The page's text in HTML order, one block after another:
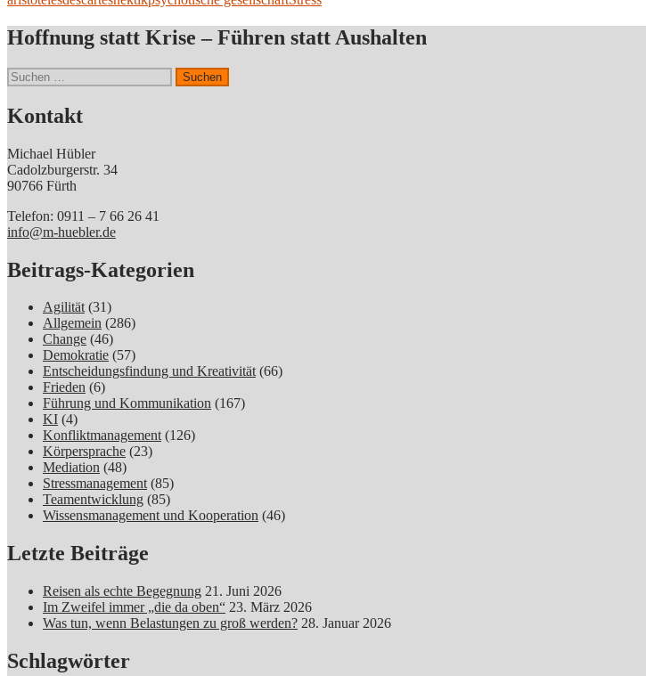
Hoffnung statt Krise – Führen statt Aushalten
Suchen
nach:
Kontakt
Michael Hübler
Cadolzburgerstr. 34
90766 Fürth
Telefon: 0911 – 7 66 26 41
info@m-huebler.de
Beitrags-Kategorien
Agilität(31)
Allgemein (286)
Change (46)
Demokratie (57)
Entscheidungsfindung und Kreativität(66)
Frieden (6)
Führung und Kommunikation (167)
KI (4)
Konfliktmanagement(126)
Körpersprache (23)
Mediation (48)
Stressmanagement(85)
Teamentwicklung (85)
Wissensmanagement und Kooperation (46)
Letzte Beiträge
Reisen als echte Begegnung 21. Juni 2026
Im Zweifel immer „die da oben“ 23. März 2026
Was tun, wenn Belastungen zu groß werden? 28. Januar 2026
Schlagwörter